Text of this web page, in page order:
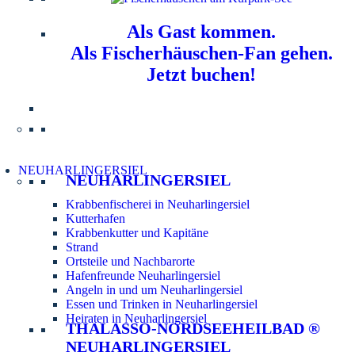
Als Gast kommen.
Als Fischerhäuschen-Fan gehen.
Jetzt buchen!
NEUHARLINGERSIEL
NEUHARLINGERSIEL
Krabbenfischerei in Neuharlingersiel
Kutterhafen
Krabbenkutter und Kapitäne
Strand
Ortsteile und Nachbarorte
Hafenfreunde Neuharlingersiel
Angeln in und um Neuharlingersiel
Essen und Trinken in Neuharlingersiel
Heiraten in Neuharlingersiel
THALASSO-NORDSEEHEILBAD ®
NEUHARLINGERSIEL